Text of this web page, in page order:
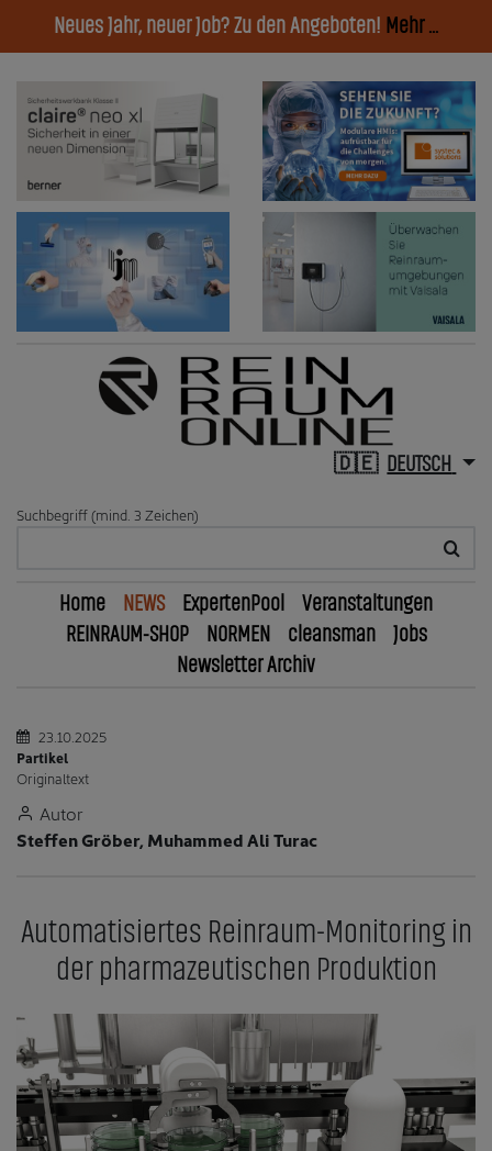
Neues Jahr, neuer Job? Zu den Angeboten! Mehr ...
DEUTSCH
Suchbegriff (mind. 3 Zeichen)
Home NEWS ExpertenPool
Veranstaltungen
REINRAUM-SHOP
NORMEN cleansman
Jobs
Newsletter Archiv
23.10.2025
Partikel
Originaltext
Autor
Steffen Gröber, Muhammed Ali Turac
Automatisiertes Reinraum-Monitoring in
der pharmazeutischen Produktion